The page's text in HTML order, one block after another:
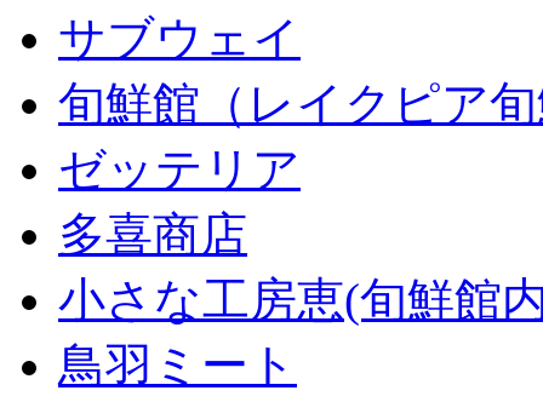
サブウェイ
旬鮮館（レイクピア
ゼッテリア
多喜商店
小さな工房恵(旬鮮館
鳥羽ミート